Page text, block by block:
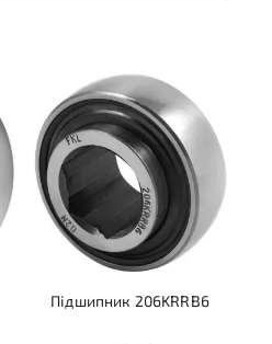
Підшипник 206KRRB6